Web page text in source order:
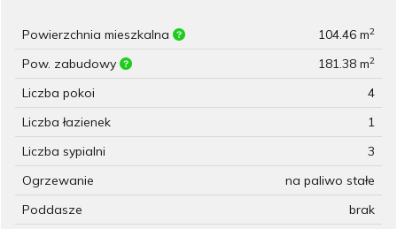
Powierzchnia mieszkalna 104.46 m2
Pow. zabudowy 181.38 m2
Liczba pokoi
4
Liczba łazienek
1
Liczba sypialni
3
Ogrzewanie
na paliwo stałe
Poddasze
brak